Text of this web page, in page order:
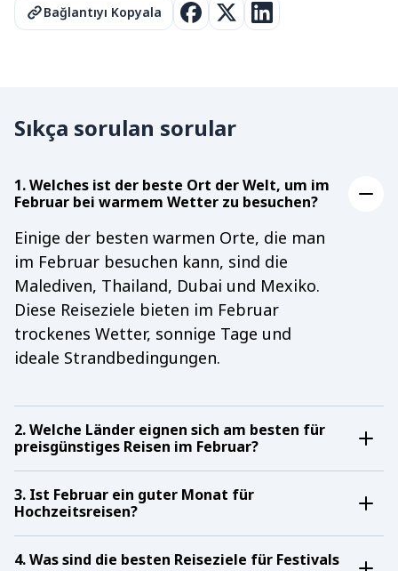
Bağlantıyı Kopyala
Sıkça sorulan sorular
1. Welches ist der beste Ort der Welt, um im
Februar bei warmem Wetter zu besuchen?
Einige der besten warmen Orte, die man
im Februar besuchen kann, sind die
Malediven, Thailand, Dubai und Mexiko.
Diese Reiseziele bieten im Februar
trockenes Wetter, sonnige Tage und
ideale Strandbedingungen.
2. Welche Länder eignen sich am besten für
preisgünstiges Reisen im Februar?
Thailand, Mexiko und Teile Osteuropas
gelten als einige der günstigsten
Reiseziele im Februar, dank niedrigerer
Hotelpreise und weniger Touristen im
Vergleich zur Hauptsaison.
3. Ist Februar ein guter Monat für
Hochzeitsreisen?
Ja, der Februar ist einer der besten
Monate für Flitterwochenziele weltweit.
4. Was sind die besten Reiseziele für Festivals